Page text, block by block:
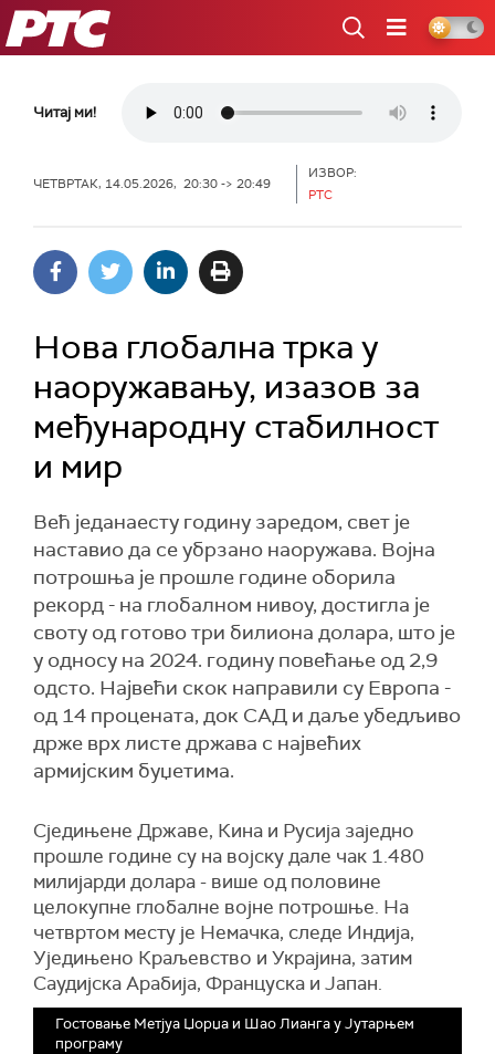
РТС
Читај ми!
ЧЕТВРТАК, 14.05.2026, 20:30 -> 20:49
ИЗВОР:
РТС
Нова глобална трка у
наоружавању, изазов за
међународну стабилност
и мир
Већ једанаесту годину заредом, свет је
наставио да се убрзано наоружава. Војна
потрошња је прошле године оборила
рекорд - на глобалном нивоу, достигла је
своту од готово три билиона долара, што је
у односу на 2024. годину повећање од 2,9
одсто. Највећи скок направили су Европа -
од 14 процената, док САД и даље убедљиво
држе врх листе држава с највећих
армијским буџетима.
Сједињене Државе, Кина и Русија заједно
прошле године су на војску дале чак 1.480
милијарди долара - више од половине
целокупне глобалне војне потрошње. На
четвртом месту је Немачка, следе Индија,
Уједињено Краљевство и Украјина, затим
Саудијска Арабија, Француска и Јапан.
Гостовање Метјуа Џорџа и Шао Лианга у Јутарњем
програму